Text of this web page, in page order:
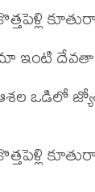
కూతురా
మా ఇంటి దేవతా
ఒడిలో
కూతురా